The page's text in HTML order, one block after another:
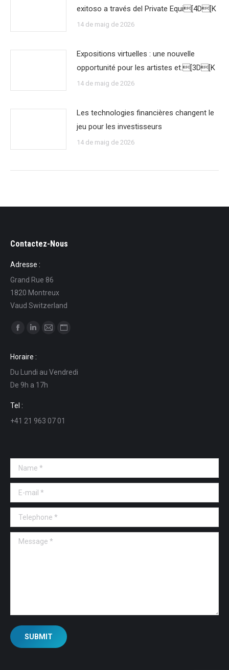
exitoso a través del Private Equi[4D[K
14 de maig de 2026
Expositions virtuelles : une nouvelle
opportunité pour les artistes et.[3D[K
14 de maig de 2026
Les technologies financières changent le
jeu pour les investisseurs
14 de maig de 2026
Contactez-Nous
Adresse :
Grand Rue 86
1820 Montreux
Vaud Switzerland
Find us on:
opens
in
new
window
opens
in
new
in
in
Horaire :
Du Lundi au Vendredi
De 9h a 17h
Tel :
+41 21 963 07 01
Name *
E-mail *
Telephone *
Message *
SUBMIT